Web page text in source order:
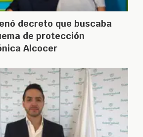
decreto que buscaba
de protección
Alcocer